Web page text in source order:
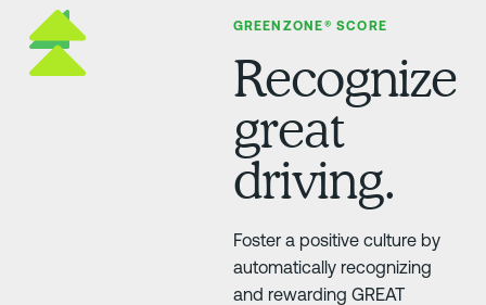
GREENZONE® SCORE
Recognize
great
driving.
Foster a positive culture by
automatically recognizing
and rewarding GREAT